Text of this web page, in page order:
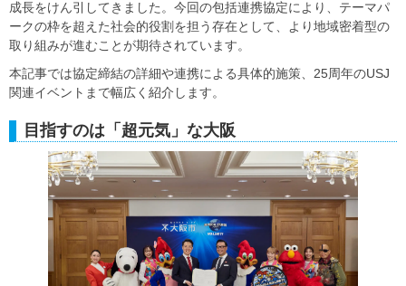
成長をけん引してきました。今回の包括連携協定により、テーマパ
ークの枠を超えた社会的役割を担う存在として、より地域密着型の
取り組みが進むことが期待されています。
本記事では協定締結の詳細や連携による具体的施策、25周年のUSJ
関連イベントまで幅広く紹介します。
目指すのは「超元気」な大阪